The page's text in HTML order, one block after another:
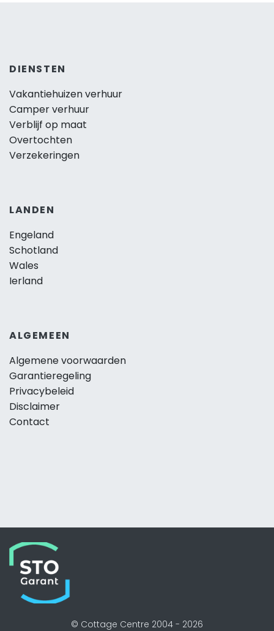
DIENSTEN
Vakantiehuizen verhuur
Camper verhuur
Verblijf op maat
Overtochten
Verzekeringen
LANDEN
Engeland
Schotland
Wales
Ierland
ALGEMEEN
Algemene voorwaarden
Garantieregeling
Privacybeleid
Disclaimer
Contact
© Cottage Centre 2004 - 2026